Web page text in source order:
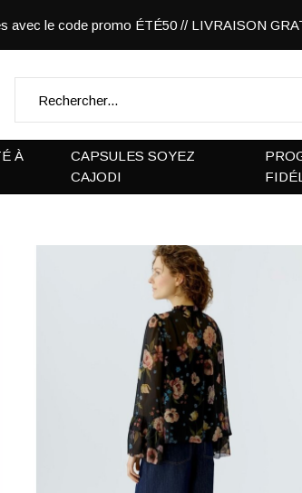
À
CAPSULES SOYEZ
CAJODI
avec le code promo ÉTÉ50 // LIVRAISON